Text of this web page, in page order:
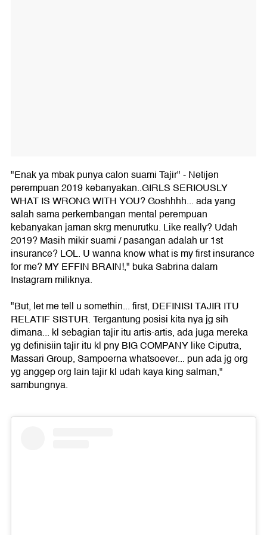
"Enak ya mbak punya calon suami Tajir" - Netijen
perempuan 2019 kebanyakan..GIRLS SERIOUSLY
WHAT IS WRONG WITH YOU? Goshhhh... ada yang
salah sama perkembangan mental perempuan
kebanyakan jaman skrg menurutku. Like really? Udah
2019? Masih mikir suami / pasangan adalah ur 1st
insurance? LOL. U wanna know what is my first insurance
for me? MY EFFIN BRAIN!," buka Sabrina dalam
Instagram miliknya.
"But, let me tell u somethin... first, DEFINISI TAJIR ITU
RELATIF SISTUR. Tergantung posisi kita nya jg sih
dimana... kl sebagian tajir itu artis-artis, ada juga mereka
yg definisiin tajir itu kl pny BIG COMPANY like Ciputra,
Massari Group, Sampoerna whatsoever... pun ada jg org
yg anggep org lain tajir kl udah kaya king salman,"
sambungnya.